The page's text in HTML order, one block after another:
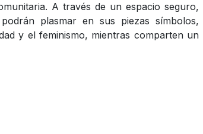
A través de un espacio seguro,
plasmar en sus piezas símbolos,
y el feminismo, mientras comparten un